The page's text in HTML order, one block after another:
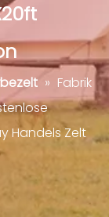
» Fabrik
Handels Zelt